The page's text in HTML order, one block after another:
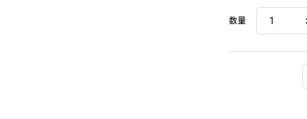
数量